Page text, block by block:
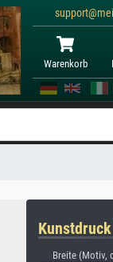
Warenkorb
Breite (Motiv,